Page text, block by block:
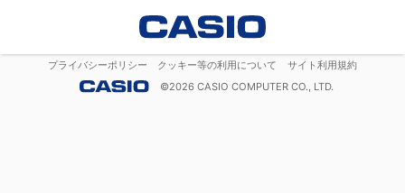
プライバシーポリシー クッキー等の利用について
サイト利用規約
©2026 CASIO COMPUTER CO., LTD.